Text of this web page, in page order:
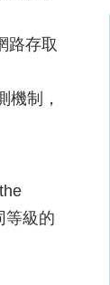
路存取
機制，
等級的